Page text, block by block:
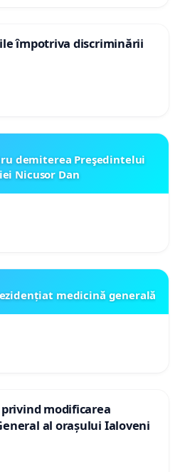
împotriva discriminării
demiterea Preşedintelui
Nicusor Dan
medicină generală
modificarea
al orașului Ialoveni